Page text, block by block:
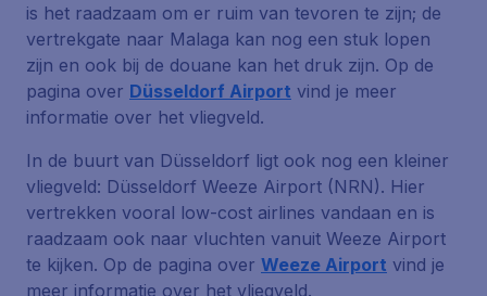
is het raadzaam om er ruim van tevoren te zijn; de
vertrekgate naar Malaga kan nog een stuk lopen
zijn en ook bij de douane kan het druk zijn. Op de
pagina over Düsseldorf Airport vind je meer
informatie over het vliegveld.
In de buurt van Düsseldorf ligt ook nog een kleiner
vliegveld: Düsseldorf Weeze Airport (NRN). Hier
vertrekken vooral low-cost airlines vandaan en is
raadzaam ook naar vluchten vanuit Weeze Airport
te kijken. Op de pagina over Weeze Airport vind je
meer informatie over het vliegveld.